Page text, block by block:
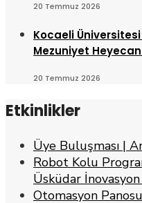
20 Temmuz 2026
Kocaeli
Mezuniyet
20 Temmuz 2026
Etkinlikler
Üye Buluşması |
Robot Kolu
Üsküdar
Otomasyon